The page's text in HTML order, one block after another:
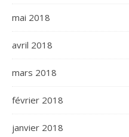
mai 2018
avril 2018
mars 2018
février 2018
janvier 2018